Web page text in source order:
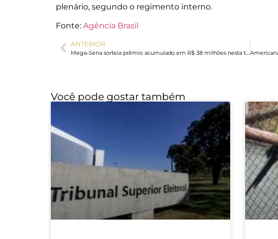
plenário, segundo o regimento interno.
Fonte: Agência Brasil
ANTERIOR
Você pode gostar também